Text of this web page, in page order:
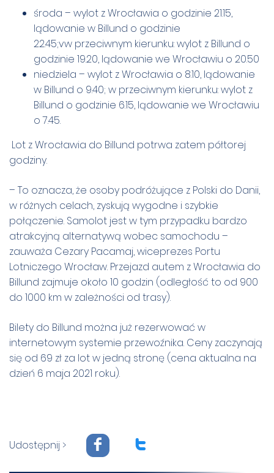
środa – wylot z Wrocławia o godzinie 21.15,
lądowanie w Billund o godzinie
22.45;vw przeciwnym kierunku: wylot z Billund o
godzinie 19.20, lądowanie we Wrocławiu o 20.50
niedziela – wylot z Wrocławia o 8.10, lądowanie
w Billund o 9.40; w przeciwnym kierunku: wylot z
Billund o godzinie 6.15, lądowanie we Wrocławiu
o 7.45.
Lot z Wrocławia do Billund potrwa zatem półtorej
godziny.
– To oznacza, że osoby podróżujące z Polski do Danii,
w różnych celach, zyskują wygodne i szybkie
połączenie. Samolot jest w tym przypadku bardzo
atrakcyjną alternatywą wobec samochodu –
zauważa Cezary Pacamaj, wiceprezes Portu
Lotniczego Wrocław. Przejazd autem z Wrocławia do
Billund zajmuje około 10 godzin (odległość to od 900
do 1000 km w zależności od trasy).
Bilety do Billund można już rezerwować w
internetowym systemie przewoźnika. Ceny zaczynają
się od 69 zł za lot w jedną stronę (cena aktualna na
dzień 6 maja 2021 roku).
Udostępnij > F T